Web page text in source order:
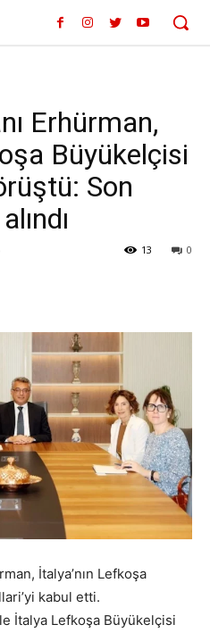
Erhürman,
Büyükelçisi
Son
0
13
İtalya’nın Lefkoşa
kabul etti.
İtalya Lefkoşa Büyükelçisi